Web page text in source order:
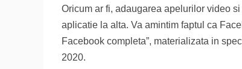
Oricum ar fi, adaugarea apelurilor video
aplicatie la alta. Va amintim faptul ca
Facebook completa”, materializata in
2020.